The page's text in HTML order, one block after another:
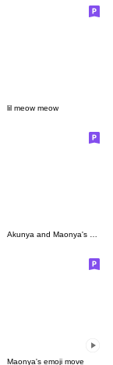
lil meow meow
Akunya and Maonya's emoji2
Maonya's emoji move